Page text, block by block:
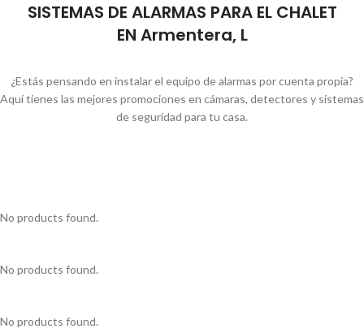
SISTEMAS DE ALARMAS PARA EL CHALET
EN Armentera, L
¿Estás pensando en instalar el equipo de alarmas por cuenta propia?
Aquí tienes las mejores promociones en cámaras, detectores y sistemas
de seguridad para tu casa.
No products found.
No products found.
No products found.